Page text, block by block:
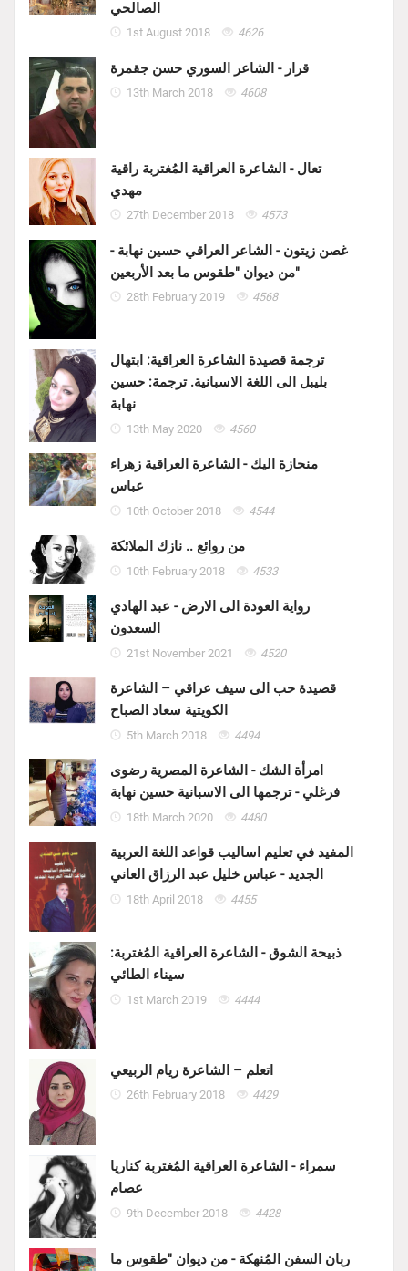
الصالحي
1st August 2018 4626
قرار - الشاعر السوري حسن جقمرة
13th March 2018 4608
تعال - الشاعرة العراقية المُغتربة راقية
مهدي
27th December 2018 4573
غصن زيتون - الشاعر العراقي حسين نهابة -
من ديوان "طقوس ما بعد الأربعين"
28th February 2019 4568
ترجمة قصيدة الشاعرة العراقية: ابتهال
بليبل الى اللغة الاسبانية. ترجمة: حسين
نهابة
13th May 2020 4560
منحازة اليك - الشاعرة العراقية زهراء
عباس
10th October 2018 4544
من روائع .. نازك الملائكة
10th February 2018 4533
رواية العودة الى الارض - عبد الهادي
السعدون
21st November 2021 4520
قصيدة حب الى سيف عراقي – الشاعرة
الكويتية سعاد الصباح
5th March 2018 4494
امرأة الشك - الشاعرة المصرية رضوى
فرغلي - ترجمها الى الاسبانية حسين نهابة
18th March 2020 4480
المفيد في تعليم اساليب قواعد اللغة العربية
الجديد - عباس خليل عبد الرزاق العاني
18th April 2018 4455
ذبيحة الشوق - الشاعرة العراقية المُغتربة:
سيناء الطائي
1st March 2019 4444
اتعلم – الشاعرة ريام الربيعي
26th February 2018 4429
سمراء - الشاعرة العراقية المُغتربة كناريا
عصام
9th December 2018 4428
ربان السفن المُنهكة - من ديوان "طقوس ما